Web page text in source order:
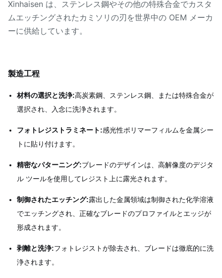
Xinhaisen は、ステンレス鋼やその他の特殊合金でカスタ
ムエッチングされたカミソリの刃を世界中の OEM メーカ
ーに供給しています。
製造工程
材料の選択と洗浄:高炭素鋼、ステンレス鋼、または特殊合金が
選択され、入念に洗浄されます。
フォトレジストラミネート:感光性ポリマーフィルムを金属シー
トに貼り付けます。
精密なパターニング:ブレードのデザインは、高解像度のデジタ
ル ツールを使用してレジスト上に露光されます。
制御されたエッチング:露出した金属領域は制御された化学溶液
でエッチングされ、正確なブレードのプロファイルとエッジが
形成されます。
剥離と洗浄:フォトレジストが除去され、ブレードは徹底的に洗
浄されます。